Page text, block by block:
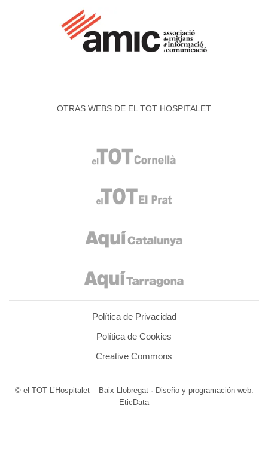
OTRAS WEBS DE EL TOT HOSPITALET
Política de Privacidad
Política de Cookies
Creative Commons
© el TOT L’Hospitalet – Baix Llobregat · Diseño y programación web:
EticData